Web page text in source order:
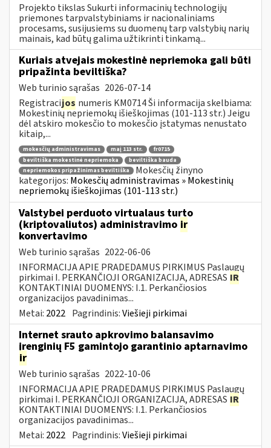
Projekto tikslas Sukurti informacinių technologijų
priemones tarpvalstybiniams ir nacionaliniams
procesams, susijusiems su duomenų tarp valstybių narių
mainais, kad būtų galima užtikrinti tinkamą...
Kuriais atvejais mokestinė nepriemoka gali būti
pripažinta beviltiška?
Web turinio sąrašas 2026-07-14
Registracijos numeris KM0714 Ši informacija skelbiama:
Mokestinių nepriemokų išieškojimas (101-113 str.) Jeigu
dėl atskiro mokesčio to mokesčio įstatymas nenustato
kitaip,...
mokesčių administravimas maį 113 str.
fr0715
beviltiška mokestinė nepriemoka
beviltiška bauda
nepriemokos pripažinimas beviltiška
Mokesčių žinyno
kategorijos: Mokesčių administravimas » Mokestinių
nepriemokų išieškojimas (101-113 str.)
Valstybei perduoto virtualaus turto
(kriptovaliutos) administravimo ir
konvertavimo
Web turinio sąrašas 2022-06-06
INFORMACIJA APIE PRADEDAMUS PIRKIMUS Paslaugų
pirkimai I. PERKANČIOJI ORGANIZACIJA, ADRESAS IR
KONTAKTINIAI DUOMENYS: I.1. Perkančiosios
organizacijos pavadinimas...
Metai: 2022 Pagrindinis:Viešieji pirkimai
Internet srauto apkrovimo balansavimo
įrenginių F5 gamintojo garantinio aptarnavimo
ir
Web turinio sąrašas 2022-10-06
INFORMACIJA APIE PRADEDAMUS PIRKIMUS Paslaugų
pirkimai I. PERKANČIOJI ORGANIZACIJA, ADRESAS IR
KONTAKTINIAI DUOMENYS: I.1. Perkančiosios
organizacijos pavadinimas...
Metai: 2022 Pagrindinis:Viešieji pirkimai